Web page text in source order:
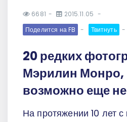
6681
2015.11.05
Поделится на FB
Твитнуть
20 редких
Мэрилин Монро,
возможно еще
На протяжении 10 лет